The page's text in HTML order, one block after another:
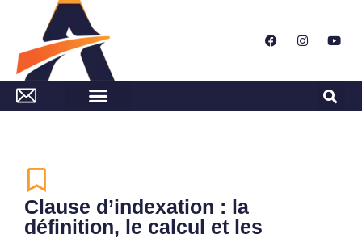
Clause d’indexation : la
définition, le calcul et les